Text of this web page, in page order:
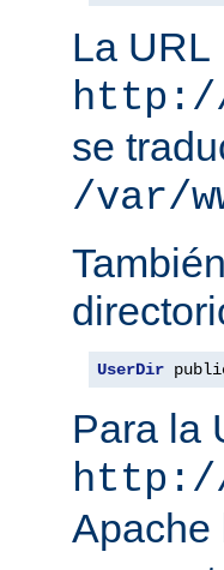
La URL
http://
se
/var/
UserDir
Para la
http://
Apache